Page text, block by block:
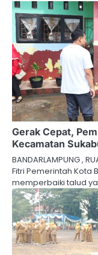
Gerak Cepat,
Kecamatan
BANDARLAMPUNG ,
Fitri Pemerintah Kota
memperbaiki talud